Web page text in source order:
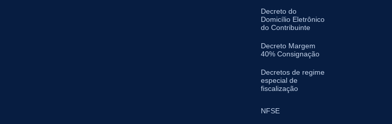
Decreto do
Domicílio Eletrônico
do Contribuinte
Decreto Margem
40% Consignação
Decretos de regime
especial de
fiscalização
NFSE